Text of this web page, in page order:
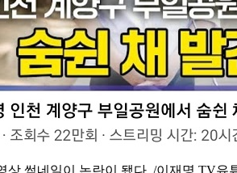
상 썸네일이 논란이 됐다. /이재명 TV유